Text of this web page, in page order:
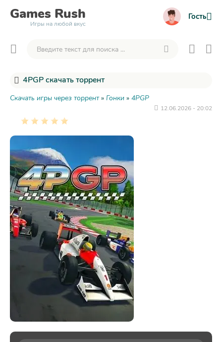
Games Rush
Игры на любой вкус
Гость
4PGP скачать торрент
Скачать игры через торрент» Гонки » 4PGP
12.06.2026 - 20:02